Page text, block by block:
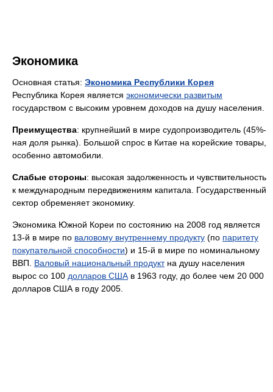
Экономика
Основная статья: Экономика Республики Корея
Республика Корея является экономически развитым
государством с высоким уровнем доходов на душу населения.
Преимущества: крупнейший в мире судопроизводитель (45%-
ная доля рынка). Большой спрос в Китае на корейские товары,
особенно автомобили.
Слабые стороны: высокая задолженность и чувствительность
к международным передвижениям капитала. Государственный
сектор обременяет экономику.
Экономика Южной Кореи по состоянию на 2008 год является
13-й в мире по валовому внутреннему продукту (по паритету
покупательной способности) и 15-й в мире по номинальному
ВВП. Валовый национальный продуктна душу населения
вырос со 100 долларов США в 1963 году, до более чем 20 000
долларов США в году 2005.